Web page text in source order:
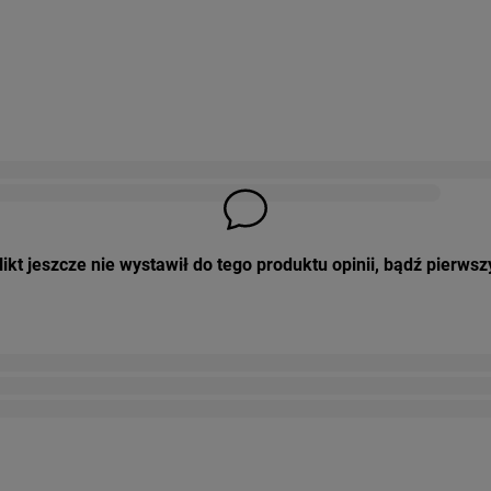
jeszcze nie wystawił do tego produktu opinii, bądź